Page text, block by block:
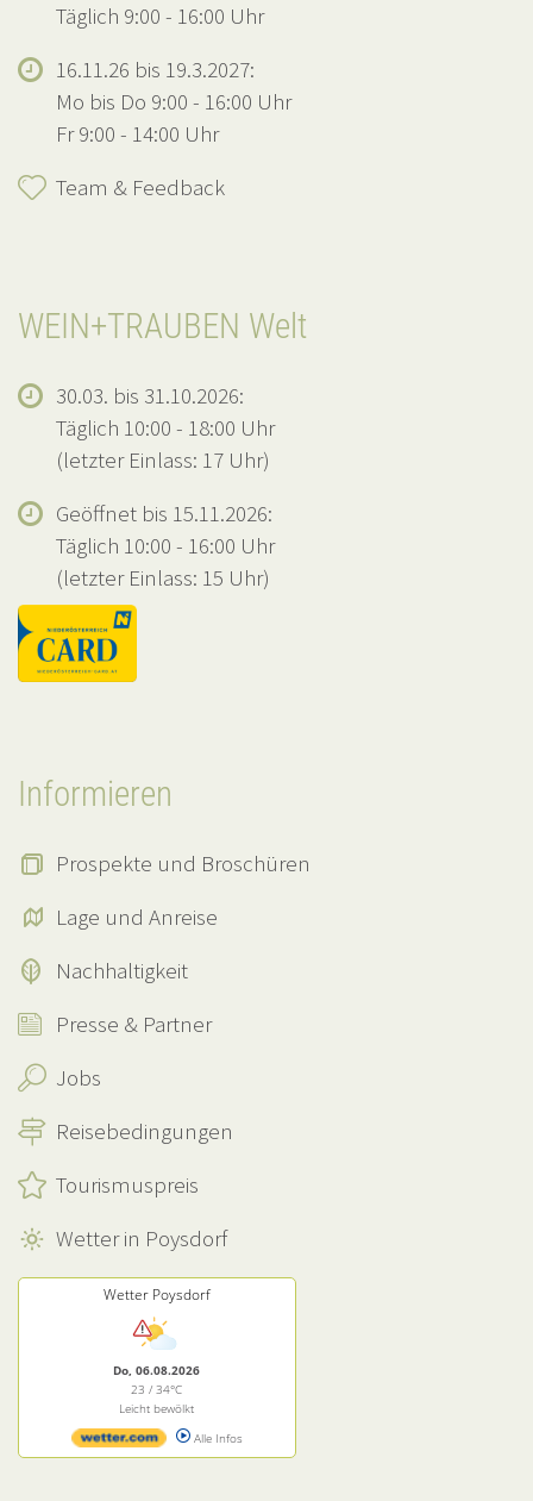
Täglich 9:00 - 16:00 Uhr
16.11.26 bis 19.3.2027:
Mo bis Do 9:00 - 16:00 Uhr
Fr 9:00 - 14:00 Uhr
Team & Feedback
WEIN+TRAUBEN Welt
30.03. bis 31.10.2026:
Täglich 10:00 - 18:00 Uhr
(letzter Einlass: 17 Uhr)
Geöffnet bis 15.11.2026:
Täglich 10:00 - 16:00 Uhr
(letzter Einlass: 15 Uhr)
Informieren
Prospekte und Broschüren
Lage und Anreise
Nachhaltigkeit
Presse & Partner
Jobs
Reisebedingungen
Tourismuspreis
Wetter in Poysdorf
Wetter Poysdorf
Do, 06.08.2026
23 / 34°C
Leicht bewölkt
Alle Infos